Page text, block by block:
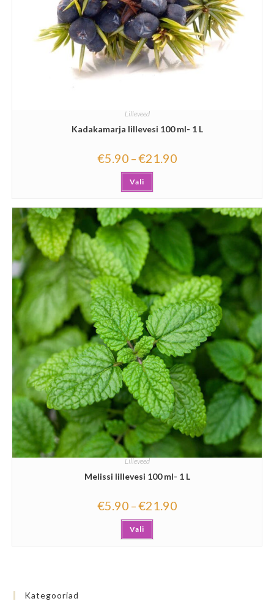
Lilleveed
Kadakamarja lillevesi 100 ml- 1 L
€5.90 –€21.90
Vali
Lilleveed
Melissi lillevesi 100 ml- 1 L
€5.90 –€21.90
Vali
Kategooriad